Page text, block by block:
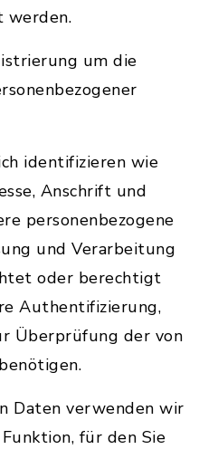
werden.
um die
identifizieren wie
Anschrift und
personenbezogene
und Verarbeitung
oder berechtigt
Authentifizierung,
Überprüfung der von
Daten verwenden wir
für den Sie